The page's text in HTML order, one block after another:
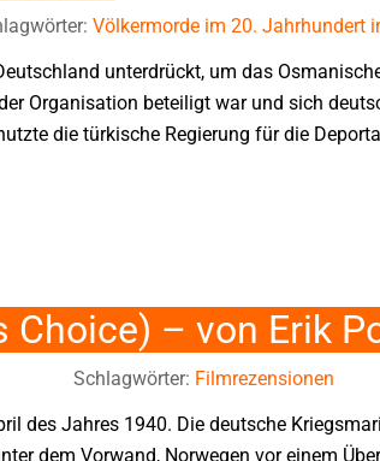
Völkermorde im 20. Jahrhundert
unterdrückt, um das
Organisation beteiligt war und sich
die türkische Regierung für die
Choice) – von Erik
Schlagwörter: Filmrezensionen
des Jahres 1940. Die deutsche
dem Vorwand, Norwegen vor einem